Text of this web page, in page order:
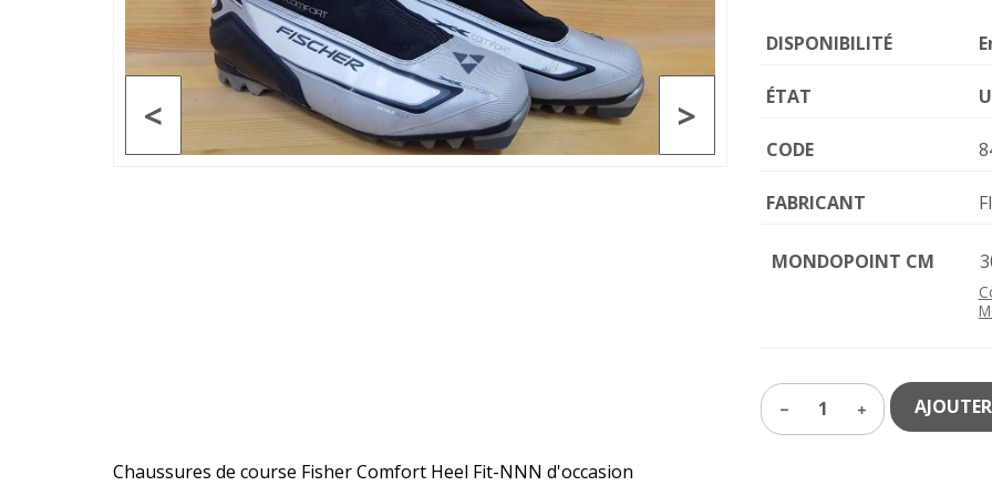
>
<
DISPONIBILITÉ
ÉTAT
CODE
FABRICANT
MONDOPOINT CM
1
Chaussures de course Fisher Comfort Heel Fit-NNN d'occasion